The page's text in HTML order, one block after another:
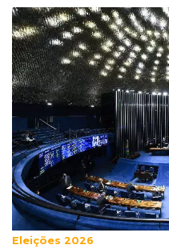
Eleições 2026